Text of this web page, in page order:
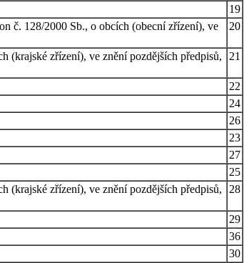
19
č. 128/2000 Sb., o obcích (obecní zřízení), ve
20
(krajské zřízení), ve znění pozdějších předpisů,
21
22
24
26
23
27
25
(krajské zřízení), ve znění pozdějších předpisů,
28
29
36
30